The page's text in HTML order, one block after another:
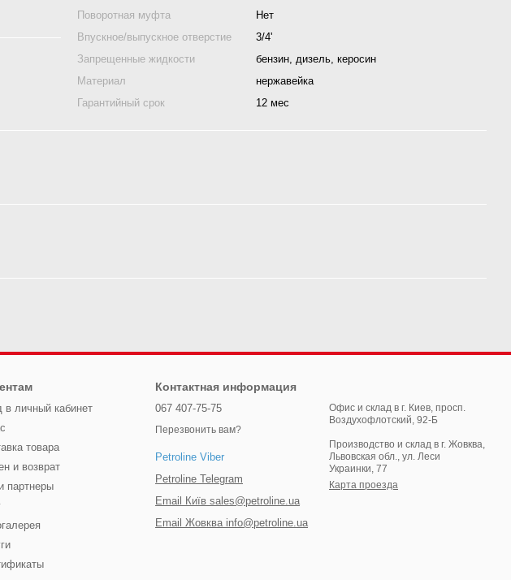
Поворотная муфта
Нет
Впускное/выпускное отверстие
3/4'
Запрещенные жидкости
бензин, дизель, керосин
Материал
нержавейка
Гарантийный срок
12 мес
в личный кабинет
товара
и возврат
партнеры
Контактная информация
067 407-75-75
Перезвонить вам?
Petroline Viber
Petroline Telegram
Email Київ sales@petroline.ua
Email Жовква info@petroline.ua
Офис и склад в г. Киев, просп.
Воздухофлотский, 92-Б
Производство и склад в г. Жовква,
Львовская обл., ул. Леси
Украинки, 77
Карта проезда